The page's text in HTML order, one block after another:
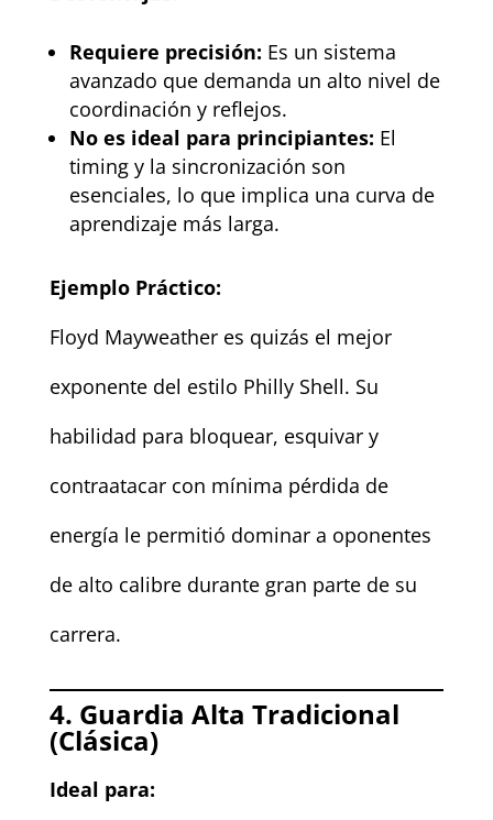
Requiere precisión: Es un sistema
avanzado que demanda un alto nivel de
coordinación y reflejos.
No es ideal para principiantes: El
timing y la sincronización son
esenciales, lo que implica una curva de
aprendizaje más larga.
Ejemplo Práctico:
Floyd Mayweather es quizás el mejor
exponente del estilo Philly Shell. Su
habilidad para bloquear, esquivar y
contraatacar con mínima pérdida de
energía le permitió dominar a oponentes
de alto calibre durante gran parte de su
carrera.
4. Guardia Alta Tradicional
(Clásica)
Ideal para: